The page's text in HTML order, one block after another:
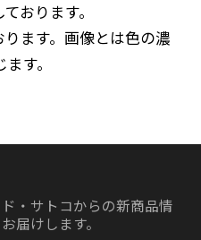
おります。
ます。画像とは色の濃
す。
・サトコからの新商品情
届けします。